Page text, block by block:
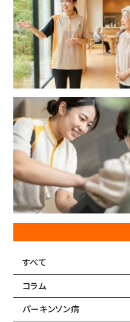
すべて
コラム
パーキンソン病